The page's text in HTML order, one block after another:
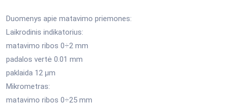
Duomenys apie matavimo priemones:
Laikrodinis indikatorius:
matavimo ribos 0÷2 mm
padalos vertė 0.01 mm
paklaida 12 μm
Mikrometras:
matavimo ribos 0÷25 mm